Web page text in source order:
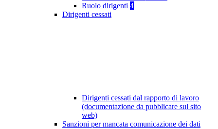
Ruolo dirigenti 4
Dirigenti cessati
Dirigenti cessati dal rapporto di lavoro
(documentazione da pubblicare sul sito
web)
Sanzioni per mancata comunicazione dei dati